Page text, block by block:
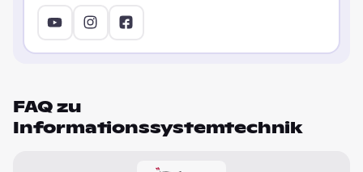
FAQ zu
Informationssystemtechnik